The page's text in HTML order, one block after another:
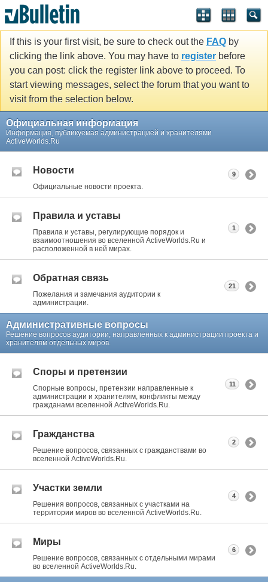
If this is your first visit, be sure to check out the FAQ by
clicking the link above. You may have to register before
you can post: click the register link above to proceed. To
start viewing messages, select the forum that you want to
visit from the selection below.
Официальная информация
Информация, публикуемая администрацией и хранителями
ActiveWorlds.Ru
Новости
Официальные новости проекта.
9
Правила и уставы
Правила и уставы, регулирующие порядок и
взаимоотношения во вселенной ActiveWorlds.Ru и
расположенной в ней мирах.
1
Обратная связь
Пожелания и замечания аудитории к
администрации.
21
Административные вопросы
Решение вопросов аудитории, направленных к администрации проекта и
хранителям отдельных миров.
Споры и претензии
Спорные вопросы, претензии направленные к
администрации и хранителям, конфликты между
гражданами вселенной ActiveWorlds.Ru.
11
Гражданства
Решение вопросов, связанных с гражданствами во
вселенной ActiveWorlds.Ru.
2
Участки земли
Решения вопросов, связанных с участками на
территории миров во вселенной ActiveWorlds.Ru.
4
Миры
Решение вопросов, связанных с отдельными мирами
во вселенной ActiveWorlds.Ru.
6